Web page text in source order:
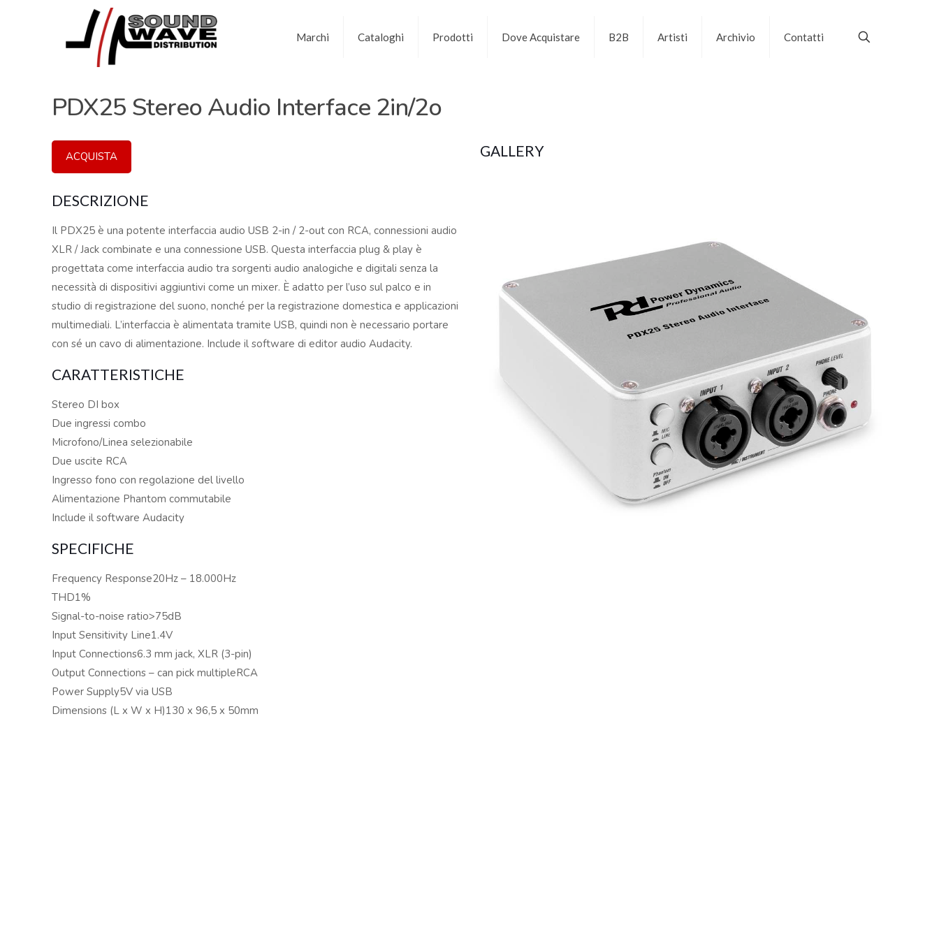
Marchi Cataloghi Prodotti Dove Acquistare B2B Artisti Archivio Contatti
PDX25 Stereo Audio Interface 2in/2o
ACQUISTA
DESCRIZIONE
Il PDX25 è una potente interfaccia audio USB 2-in / 2-out con RCA, connessioni audio
XLR / Jack combinate e una connessione USB. Questa interfaccia plug & play è
progettata come interfaccia audio tra sorgenti audio analogiche e digitali senza la
necessità di dispositivi aggiuntivi come un mixer. È adatto per l’uso sul palco e in
studio di registrazione del suono, nonché per la registrazione domestica e applicazioni
multimediali. L’interfaccia è alimentata tramite USB, quindi non è necessario portare
con sé un cavo di alimentazione. Include il software di editor audio Audacity.
CARATTERISTICHE
Stereo DI box
Due ingressi combo
Microfono/Linea selezionabile
Due uscite RCA
Ingresso fono con regolazione del livello
Alimentazione Phantom commutabile
Include il software Audacity
SPECIFICHE
Frequency Response20Hz – 18.000Hz
THD1%
Signal-to-noise ratio>75dB
Input Sensitivity Line1.4V
Input Connections6.3 mm jack, XLR (3-pin)
Output Connections – can pick multipleRCA
Power Supply5V via USB
Dimensions (L x W x H)130 x 96,5 x 50mm
GALLERY
Copyright © 2024 Soundwave Distribution Srl - P.I. 04167210261 |
proprietari. Nomi e caratteristiche sono citati solamente al fine descrittivo e possono variare senza obbligo di preavviso, quindi riferirsi sempre ai siti web dei rispettivi
costruttori.